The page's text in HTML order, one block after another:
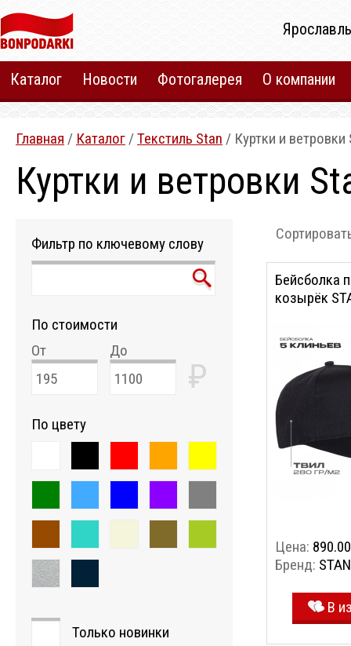
Каталог Новости Фотогалерея О компании
Главная / Каталог /Текстиль Stan / Куртки и ветровки
Куртки и ветровки
Фильтр по ключевому слову
По стоимости
От
До
₽
По цвету
Только новинки
Цена:
Бренд: STAN
В
Бейсболка
козырёк
56-58)